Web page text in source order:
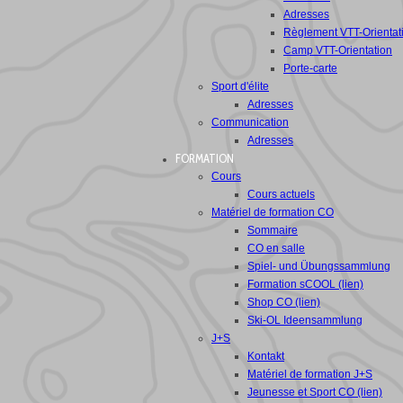
Adresses
Règlement VTT-
Camp VTT-Orientation
Porte-carte
Sport d'élite
Adresses
Communication
Adresses
FORMATION
Cours
Cours actuels
Matériel de formation CO
Sommaire
CO en salle
Spiel- und Übungssammlung
Formation sCOOL (lien)
Shop CO (lien)
Ski-OL Ideensammlung
J+S
Kontakt
Matériel de formation J+S
Jeunesse et Sport CO (lien)